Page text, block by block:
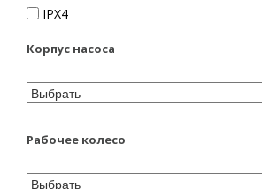
IPX4
Корпус насоса
Рабочее колесо